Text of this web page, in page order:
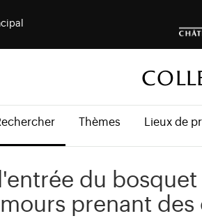
Thèmes Lieux de
du
prenant